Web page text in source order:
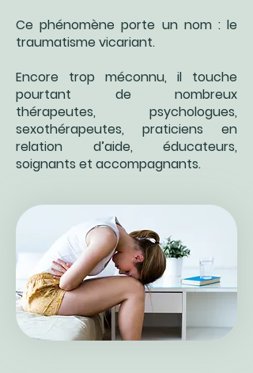
Ce phénomène porte un nom : le
traumatisme vicariant.
Encore trop méconnu, il touche
pourtant de nombreux
thérapeutes, psychologues,
sexothérapeutes, praticiens en
relation d’aide, éducateurs,
soignants et accompagnants.